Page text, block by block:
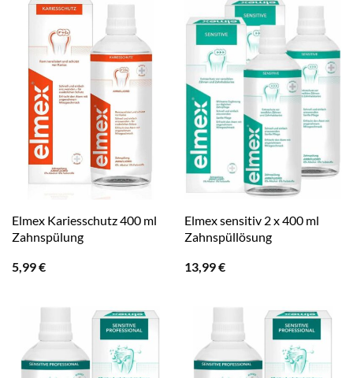
Elmex Kariesschutz 400 ml
Zahnspülung
5,99€
Elmex sensitiv 2 x 400 ml
Zahnspüllösung
13,99€